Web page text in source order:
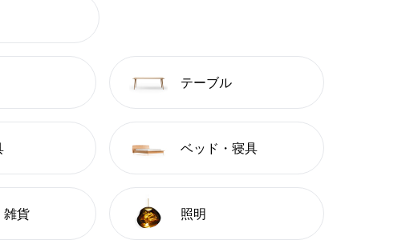
テーブル
ベッド・寝具
雑貨 照明